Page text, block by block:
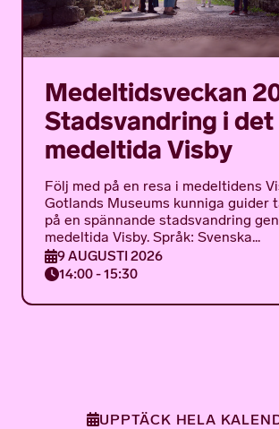
Medeltidsveckan
Stadsvandring i det
medeltida Visby
Följ med på en resa i medeltidens
Gotlands Museums kunniga guider
på en spännande stadsvandring
medeltida Visby. Språk: Svenska...
9 AUGUSTI 2026
14:00 - 15:30
UPPTÄCK HELA